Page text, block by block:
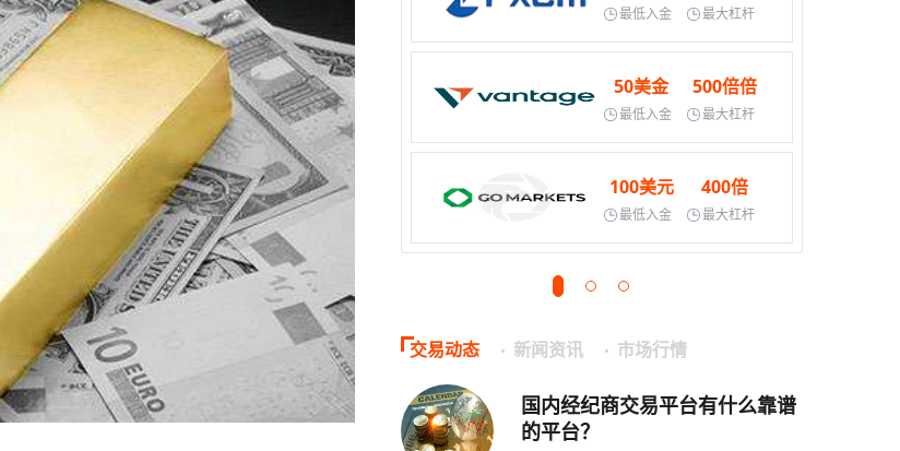
最低入金
50美元
最低入金
100倍
最大杠杆
1美元
最低入金
400倍
最大杠杆
最低入金 最大杠杆
50美金
最低入金
500倍倍
最大杠杆
100美元
最低入金
400倍
最大杠杆
交易动态 新闻资讯 市场行情
国内经纪商交易平台有什么靠谱
的平台？